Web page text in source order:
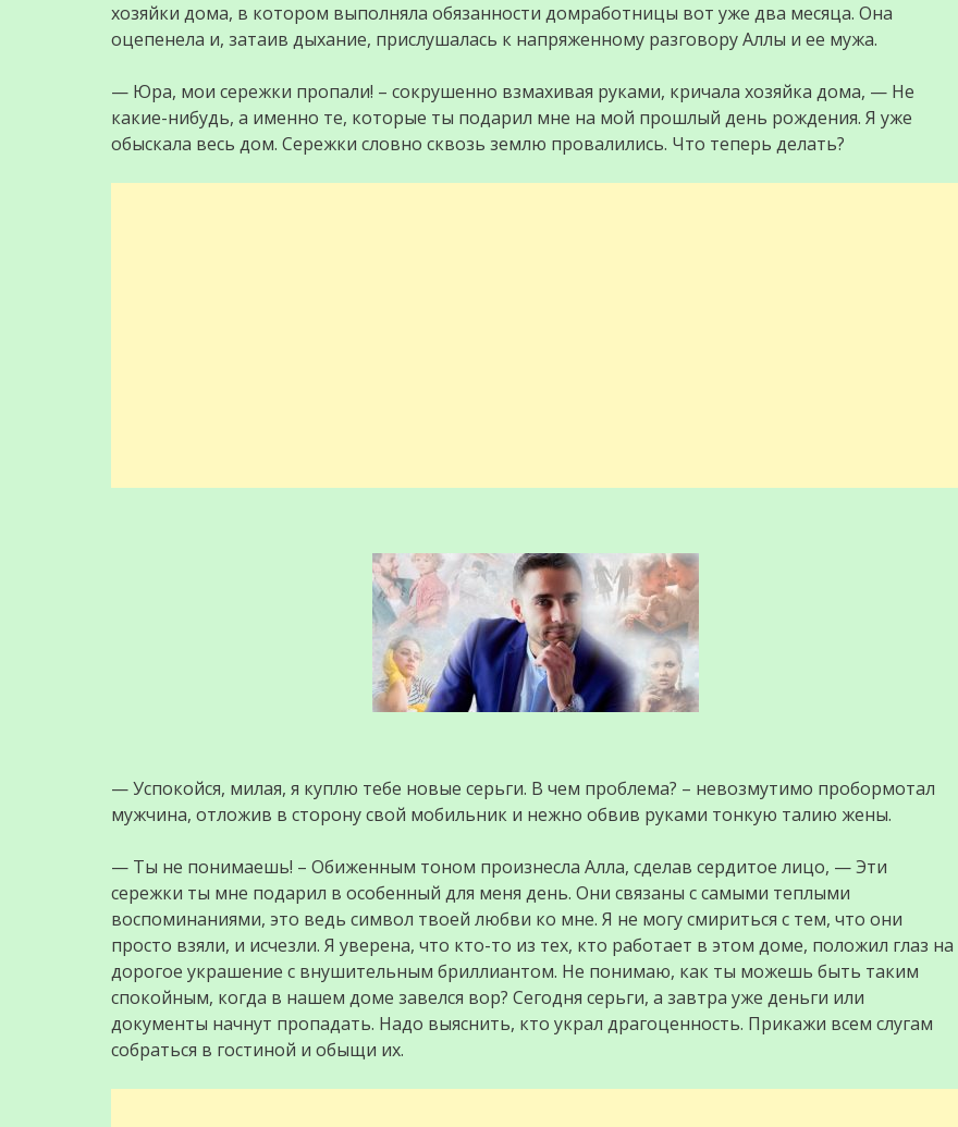
хозяйки дома, в котором выполняла обязанности домработницы вот уже два месяца. Она
оцепенела и, затаив дыхание, прислушалась к напряженному разговору Аллы и ее мужа.
— Юра, мои сережки пропали! – сокрушенно взмахивая руками, кричала хозяйка дома, — Не
какие-нибудь, а именно те, которые ты подарил мне на мой прошлый день рождения. Я уже
обыскала весь дом. Сережки словно сквозь землю провалились. Что теперь делать?
— Успокойся, милая, я куплю тебе новые серьги. В чем проблема? – невозмутимо пробормотал
мужчина, отложив в сторону свой мобильник и нежно обвив руками тонкую талию жены.
— Ты не понимаешь! – Обиженным тоном произнесла Алла, сделав сердитое лицо, — Эти
сережки ты мне подарил в особенный для меня день. Они связаны с самыми теплыми
воспоминаниями, это ведь символ твоей любви ко мне. Я не могу смириться с тем, что они
просто взяли, и исчезли. Я уверена, что кто-то из тех, кто работает в этом доме, положил глаз на
дорогое украшение с внушительным бриллиантом. Не понимаю, как ты можешь быть таким
спокойным, когда в нашем доме завелся вор? Сегодня серьги, а завтра уже деньги или
документы начнут пропадать. Надо выяснить, кто украл драгоценность. Прикажи всем слугам
собраться в гостиной и обыщи их.